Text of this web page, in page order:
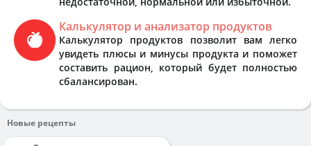
Калькулятор и анализатор продуктов
Калькулятор продуктов позволит вам легко
увидеть плюсы и минусы продукта и поможет
составить рацион, который будет полностью
сбалансирован.
Новые рецепты